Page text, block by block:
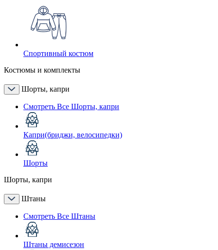
Спортивный костюм
Костюмы и комплекты
Шорты, капри
Смотреть Все Шорты, капри
Капри(бриджи, велосипедки)
Шорты
Шорты, капри
Штаны
Смотреть Все Штаны
Штаны демисезон